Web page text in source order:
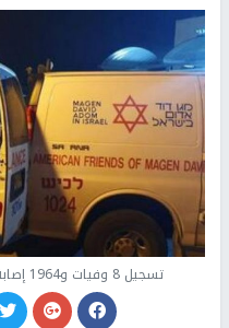
تسجيل 8 وفيات و1964 إصابة جديدة بكورونا في دولة الاحتلال